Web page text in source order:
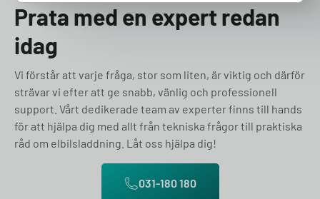
Prata med en expert redan
idag
Vi förstår att varje fråga, stor som liten, är viktig och därför
strävar vi efter att ge snabb, vänlig och professionell
support. Vårt dedikerade team av experter finns till hands
för att hjälpa dig med allt från tekniska frågor till praktiska
råd om elbilsladdning. Låt oss hjälpa dig!
031-180 180